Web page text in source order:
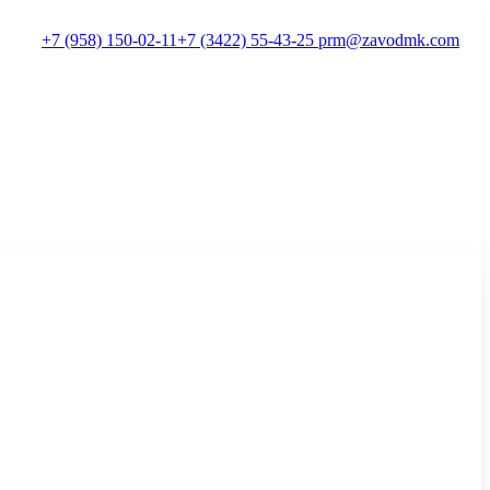
+7 (958) 150-02-11+7 (3422) 55-43-25 prm@zavodmk.com